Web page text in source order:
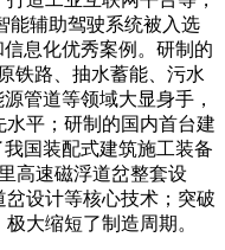
能辅助驾驶系统被入选
息化优秀案例。研制的
铁路、抽水蓄能、污水
管道等领域大显身手，
平；研制的国内首台建
国装配式建筑施工装备
高速磁浮道岔整套设
设计等核心技术；突破
大缩短了制造周期。